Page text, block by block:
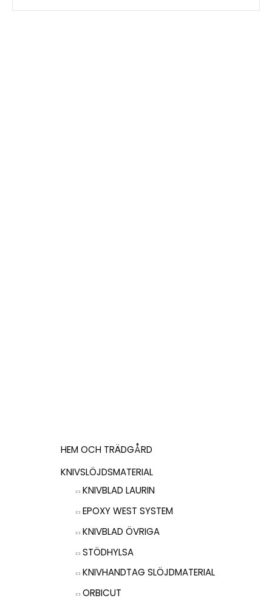
HEM OCH TRÄDGÅRD
KNIVSLÖJDSMATERIAL
KNIVBLAD LAURIN
EPOXY WEST SYSTEM
KNIVBLAD ÖVRIGA
STÖDHYLSA
KNIVHANDTAG SLÖJDMATERIAL
ORBICUT